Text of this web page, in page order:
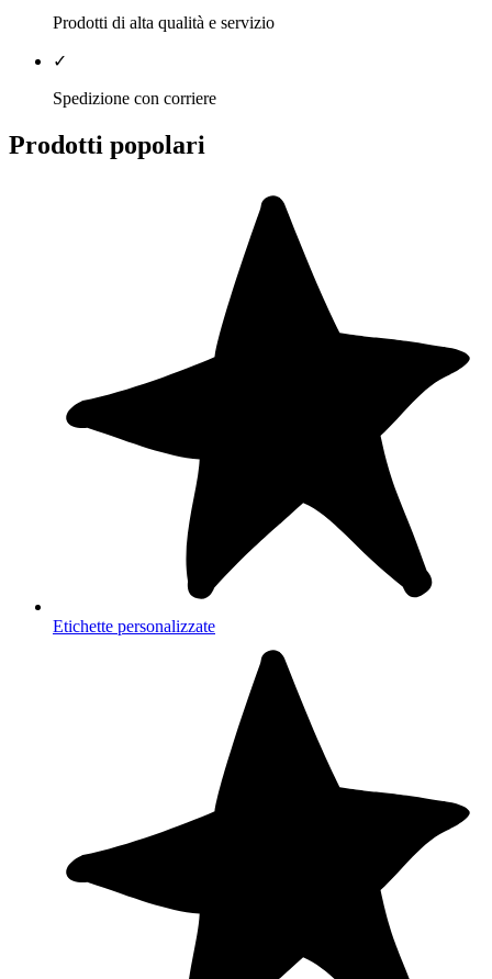
Prodotti di alta qualità e servizio
✓
Spedizione con corriere
Prodotti popolari
Etichette personalizzate